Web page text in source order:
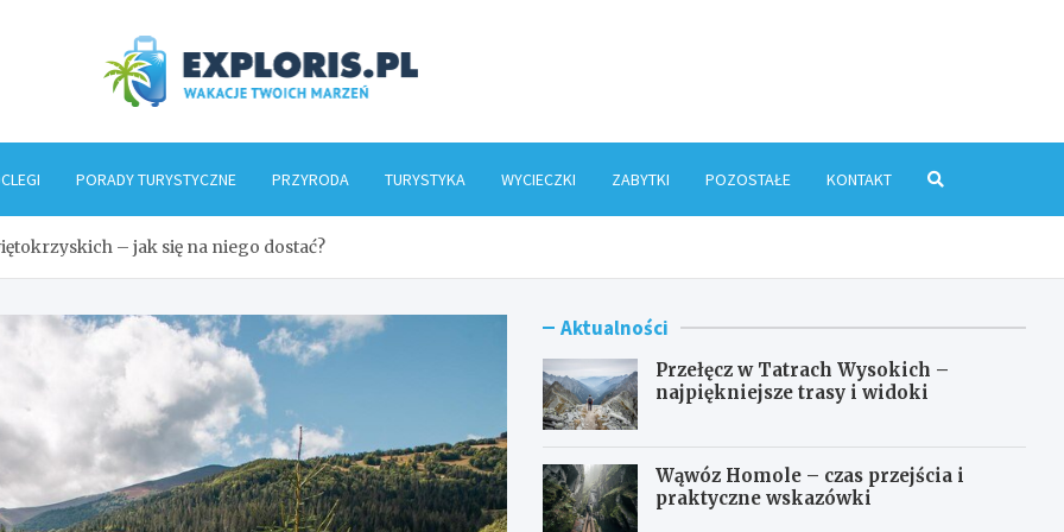
PORADY TURYSTYCZNE PRZYRODA TURYSTYKA WYCIECZKI ZABYTKI POZOSTAŁE KONTAKT
– jak się na niego dostać?
Aktualności
Przełęcz w Tatrach Wysokich –
najpiękniejsze trasy i widoki
Wąwóz Homole – czas przejścia i
praktyczne wskazówki